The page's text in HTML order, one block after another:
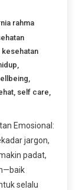
rahma
kesehatan
self care
Emosional:
jargon,
padat,
selalu